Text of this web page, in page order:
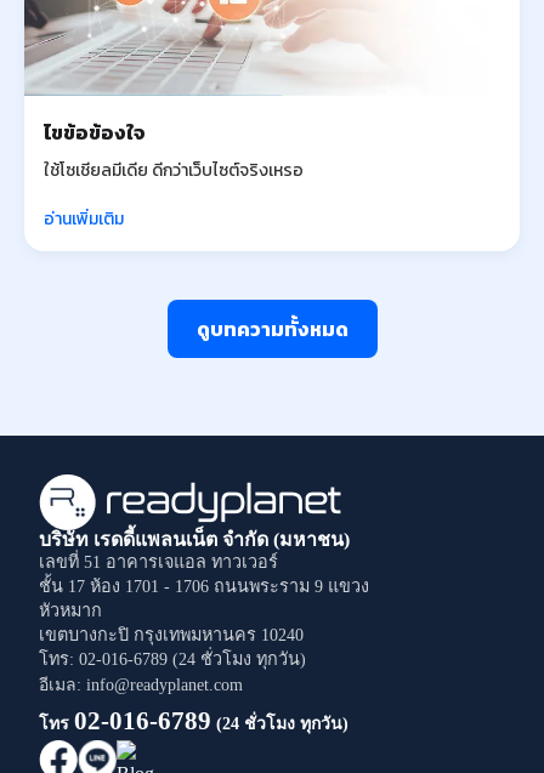
ไขข้อข้องใจ
ใช้โซเชียลมีเดีย ดีกว่าเว็บไซต์จริงเหรอ
อ่านเพิ่มเติม
ดูบทความทั้งหมด
บริษัท เรดดี้แพลนเน็ต จำกัด (มหาชน)
เลขที่ 51 อาคารเจแอล ทาวเวอร์
ชั้น 17 ห้อง 1701 - 1706 ถนนพระราม 9 แขวง
หัวหมาก
เขตบางกะปิ กรุงเทพมหานคร 10240
โทร: 02-016-6789 (24 ชั่วโมง ทุกวัน)
อีเมล: info@readyplanet.com
โทร 02-016-6789 (24 ชั่วโมง ทุกวัน)